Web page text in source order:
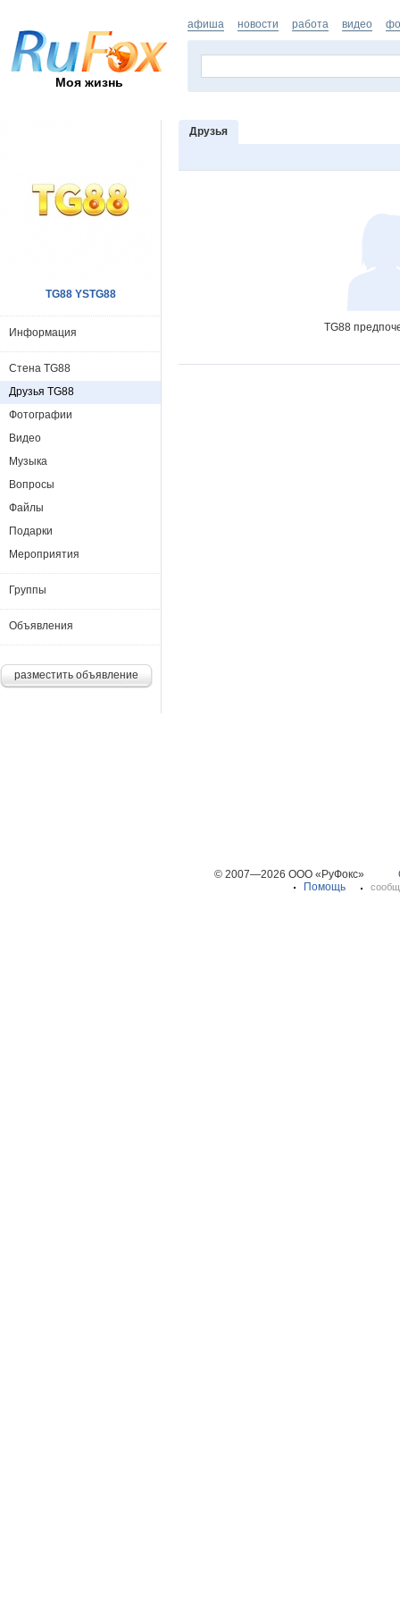
Моя жизнь
афиша новости работа видео
Друзья
TG88
TG88 YSTG88
Информация
Стена TG88
Друзья TG88
Фотографии
Видео
Музыка
Вопросы
Файлы
Подарки
Мероприятия
Группы
Объявления
разместить объявление
© 2007—2026 ООО «РуФокс»
Помощь